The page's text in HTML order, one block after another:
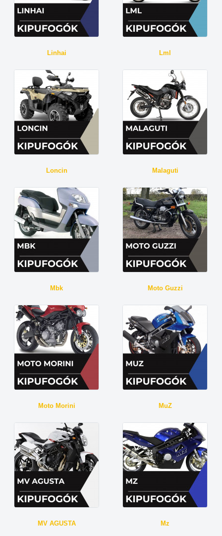
Linhai Lml
Loncin Malaguti
Mbk Moto Guzzi
Moto Morini MuZ
MV AGUSTA Mz